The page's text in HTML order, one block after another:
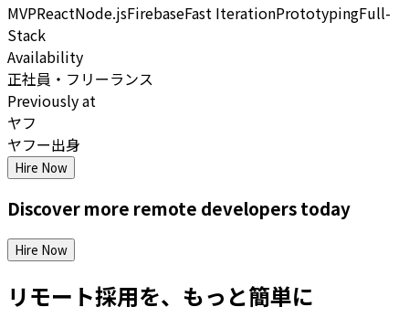
MVPReactNode.jsFirebaseFast IterationPrototypingFull-
Stack
Availability
正社員・フリーランス
Previously at
ヤフ
ヤフー出身
Hire Now
Discover more remote developerstoday
Hire Now
リモート採用を、もっと簡単に